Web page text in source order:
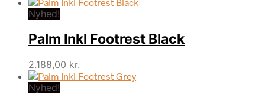
Nyhed!
Palm Inkl Footrest Black
2.188,00 kr.
Nyhed!